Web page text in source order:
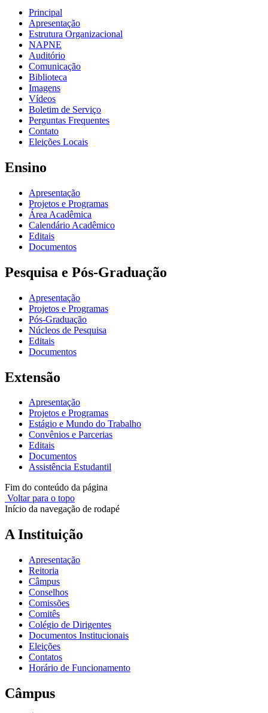
Principal
Apresentação
Estrutura Organizacional
NAPNE
Auditório
Comunicação
Biblioteca
Imagens
Vídeos
Boletim de Serviço
Perguntas Frequentes
Contato
Eleições Locais
Ensino
Apresentação
Projetos e Programas
Área Acadêmica
Calendário Acadêmico
Editais
Documentos
Pesquisa e Pós-Graduação
Apresentação
Projetos e Programas
Pós-Graduação
Núcleos de Pesquisa
Editais
Documentos
Extensão
Apresentação
Projetos e Programas
Estágio e Mundo do Trabalho
Convênios e Parcerias
Editais
Documentos
Assistência Estudantil
Fim do conteúdo da página
Voltar para o topo
Início da navegação de rodapé
A Instituição
Apresentação
Reitoria
Câmpus
Conselhos
Comissões
Comitês
Colégio de Dirigentes
Documentos Institucionais
Eleições
Contatos
Horário de Funcionamento
Câmpus